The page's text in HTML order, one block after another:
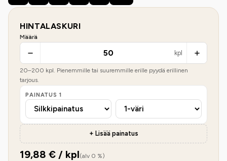
HINTALASKURI
Määrä
kpl
20–200 kpl. Pienemmille tai suuremmille erille pyydä erillinen
tarjous.
PAINATUS 1
+ Lisää painatus
19,88 € / kpl(alv 0 %)